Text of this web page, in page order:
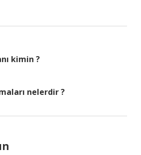
kimin ?
nelerdir ?